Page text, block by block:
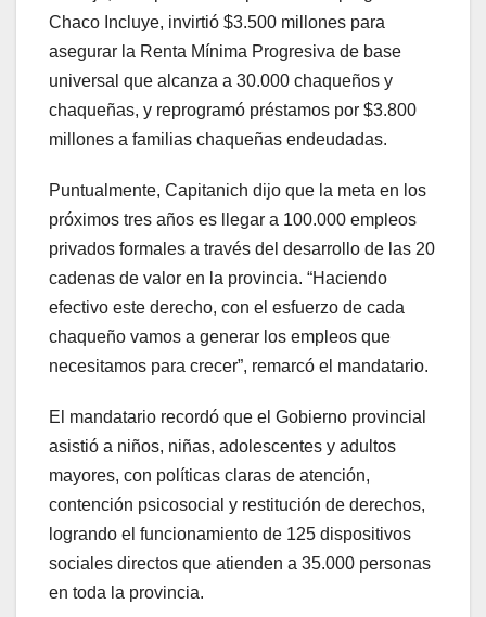
Chaco Incluye, invirtió $3.500 millones para
asegurar la Renta Mínima Progresiva de base
universal que alcanza a 30.000 chaqueños y
chaqueñas, y reprogramó préstamos por $3.800
millones a familias chaqueñas endeudadas.
Puntualmente, Capitanich dijo que la meta en los
próximos tres años es llegar a 100.000 empleos
privados formales a través del desarrollo de las 20
cadenas de valor en la provincia. “Haciendo
efectivo este derecho, con el esfuerzo de cada
chaqueño vamos a generar los empleos que
necesitamos para crecer”, remarcó el mandatario.
El mandatario recordó que el Gobierno provincial
asistió a niños, niñas, adolescentes y adultos
mayores, con políticas claras de atención,
contención psicosocial y restitución de derechos,
logrando el funcionamiento de 125 dispositivos
sociales directos que atienden a 35.000 personas
en toda la provincia.